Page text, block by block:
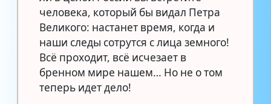
человека, который бы видал Петра
Великого: настанет время, когда и
наши следы сотрутся с лица земного!
Всё проходит, всё исчезает в
бренном мире нашем… Но не о том
теперь идет дело!